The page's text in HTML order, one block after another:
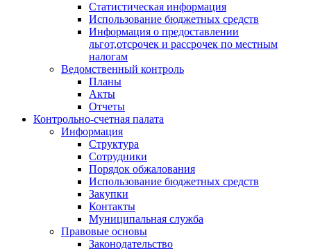
Статистическая информация
Использование бюджетных средств
Информация о предоставлении
льгот,отсрочек и рассрочек по местным
налогам
Ведомственный контроль
Планы
Акты
Отчеты
Контрольно-счетная палата
Информация
Структура
Сотрудники
Порядок обжалования
Использование бюджетных средств
Закупки
Контакты
Муниципальная служба
Правовые основы
Законодательство